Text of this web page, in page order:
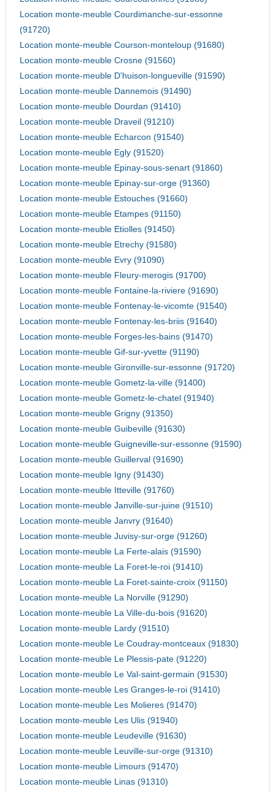
Location monte-meuble Courdimanche-sur-essonne
(91720)
Location monte-meuble Courson-monteloup (91680)
Location monte-meuble Crosne (91560)
Location monte-meuble D'huison-longueville (91590)
Location monte-meuble Dannemois (91490)
Location monte-meuble Dourdan (91410)
Location monte-meuble Draveil (91210)
Location monte-meuble Echarcon (91540)
Location monte-meuble Egly (91520)
Location monte-meuble Epinay-sous-senart (91860)
Location monte-meuble Epinay-sur-orge (91360)
Location monte-meuble Estouches (91660)
Location monte-meuble Etampes (91150)
Location monte-meuble Etiolles (91450)
Location monte-meuble Etrechy (91580)
Location monte-meuble Evry (91090)
Location monte-meuble Fleury-merogis (91700)
Location monte-meuble Fontaine-la-riviere (91690)
Location monte-meuble Fontenay-le-vicomte (91540)
Location monte-meuble Fontenay-les-briis (91640)
Location monte-meuble Forges-les-bains (91470)
Location monte-meuble Gif-sur-yvette (91190)
Location monte-meuble Gironville-sur-essonne (91720)
Location monte-meuble Gometz-la-ville (91400)
Location monte-meuble Gometz-le-chatel (91940)
Location monte-meuble Grigny (91350)
Location monte-meuble Guibeville (91630)
Location monte-meuble Guigneville-sur-essonne (91590)
Location monte-meuble Guillerval (91690)
Location monte-meuble Igny (91430)
Location monte-meuble Itteville (91760)
Location monte-meuble Janville-sur-juine (91510)
Location monte-meuble Janvry (91640)
Location monte-meuble Juvisy-sur-orge (91260)
Location monte-meuble La Ferte-alais (91590)
Location monte-meuble La Foret-le-roi (91410)
Location monte-meuble La Foret-sainte-croix (91150)
Location monte-meuble La Norville (91290)
Location monte-meuble La Ville-du-bois (91620)
Location monte-meuble Lardy (91510)
Location monte-meuble Le Coudray-montceaux (91830)
Location monte-meuble Le Plessis-pate (91220)
Location monte-meuble Le Val-saint-germain (91530)
Location monte-meuble Les Granges-le-roi (91410)
Location monte-meuble Les Molieres (91470)
Location monte-meuble Les Ulis (91940)
Location monte-meuble Leudeville (91630)
Location monte-meuble Leuville-sur-orge (91310)
Location monte-meuble Limours (91470)
Location monte-meuble Linas (91310)